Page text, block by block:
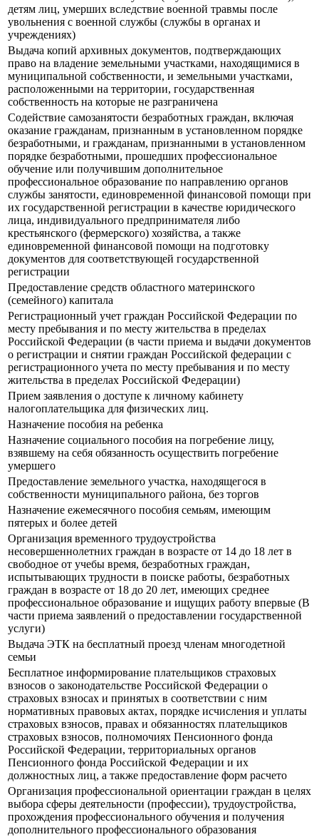
детям лиц, умерших вследствие военной травмы после
увольнения с военной службы (службы в органах и
учреждениях)
Выдача копий архивных документов, подтверждающих
право на владение земельными участками, находящимися в
муниципальной собственности, и земельными участками,
расположенными на территории, государственная
собственность на которые не разграничена
Содействие самозанятости безработных граждан, включая
оказание гражданам, признанным в установленном порядке
безработными, и гражданам, признанными в установленном
порядке безработными, прошедших профессиональное
обучение или получившим дополнительное
профессиональное образование по направлению органов
службы занятости, единовременной финансовой помощи при
их государственной регистрации в качестве юридического
лица, индивидуального предпринимателя либо
крестьянского (фермерского) хозяйства, а также
единовременной финансовой помощи на подготовку
документов для соответствующей государственной
регистрации
Предоставление средств областного материнского
(семейного) капитала
Регистрационный учет граждан Российской Федерации по
месту пребывания и по месту жительства в пределах
Российской Федерации (в части приема и выдачи документов
о регистрации и снятии граждан Российской федерации с
регистрационного учета по месту пребывания и по месту
жительства в пределах Российской Федерации)
Прием заявления о доступе к личному кабинету
налогоплательщика для физических лиц.
Назначение пособия на ребенка
Назначение социального пособия на погребение лицу,
взявшему на себя обязанность осуществить погребение
умершего
Предоставление земельного участка, находящегося в
собственности муниципального района, без торгов
Назначение ежемесячного пособия семьям, имеющим
пятерых и более детей
Организация временного трудоустройства
несовершеннолетних граждан в возрасте от 14 до 18 лет в
свободное от учебы время, безработных граждан,
испытывающих трудности в поиске работы, безработных
граждан в возрасте от 18 до 20 лет, имеющих среднее
профессиональное образование и ищущих работу впервые (В
части приема заявлений о предоставлении государственной
услуги)
Выдача ЭТК на бесплатный проезд членам многодетной
семьи
Бесплатное информирование плательщиков страховых
взносов о законодательстве Российской Федерации о
страховых взносах и принятых в соответствии с ним
нормативных правовых актах, порядке исчисления и уплаты
страховых взносов, правах и обязанностях плательщиков
страховых взносов, полномочиях Пенсионного фонда
Российской Федерации, территориальных органов
Пенсионного фонда Российской Федерации и их
должностных лиц, а также предоставление форм расчето
Организация профессиональной ориентации граждан в целях
выбора сферы деятельности (профессии), трудоустройства,
прохождения профессионального обучения и получения
дополнительного профессионального образования